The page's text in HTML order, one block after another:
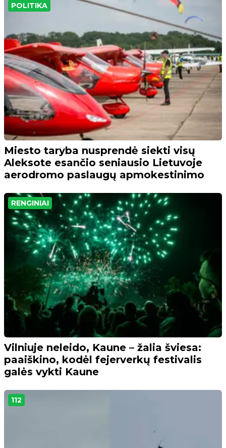
POLITIKA
Miesto taryba nusprendė siekti visų
Aleksote esančio seniausio Lietuvoje
aerodromo paslaugų apmokestinimo
RENGINIAI
Vilniuje neleido, Kaune – žalia šviesa:
paaiškino, kodėl fejerverkų festivalis
galės vykti Kaune
112